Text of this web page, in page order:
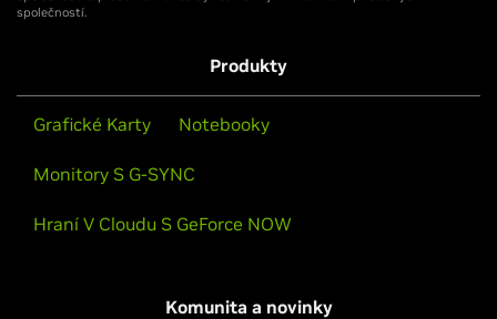
společností.
Produkty
Grafické Karty Notebooky
Monitory S G-SYNC
Hraní V Cloudu S GeForce NOW
Komunita a novinky